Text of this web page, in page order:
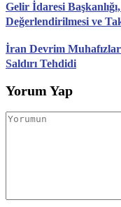
Gelir İdaresi
Değerlendirilmesi ve
İran Devrim
Saldırı Tehdidi
Yorum Yap